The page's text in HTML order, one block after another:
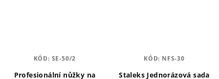
Profesionální nůžky na
KÓD: SE-50/2
Staleks Jednorázová sada
KÓD: NFS-30